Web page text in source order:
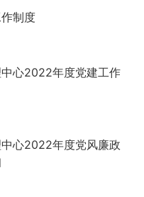
制度
心2022年度党建工作
心2022年度党风廉政